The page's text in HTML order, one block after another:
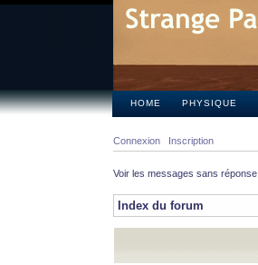
HOME PHYSIQUE
Connexion Inscription
Voir les messages sans réponse
Index du forum